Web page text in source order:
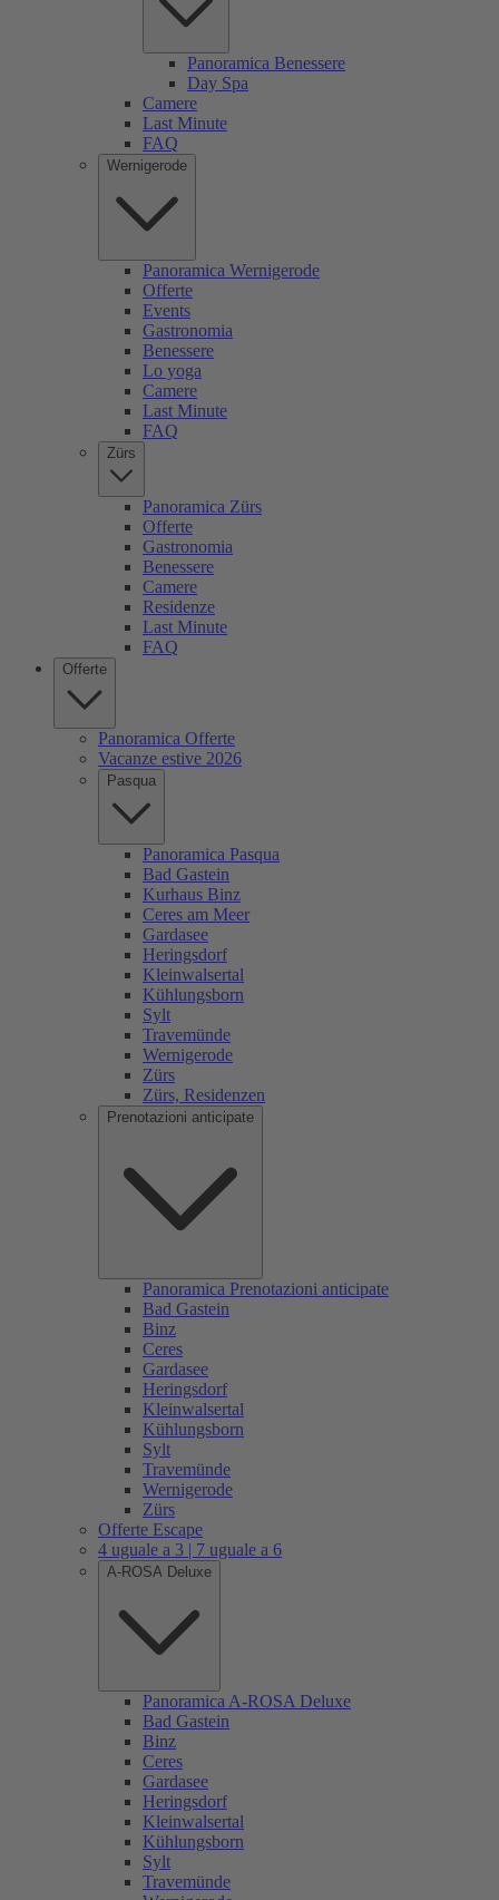
Panoramica Benessere
Day Spa
Camere
Last Minute
FAQ
Wernigerode
Panoramica Wernigerode
Offerte
Events
Gastronomia
Benessere
Lo yoga
Camere
Last Minute
FAQ
Zürs
Panoramica Zürs
Offerte
Gastronomia
Benessere
Camere
Residenze
Last Minute
FAQ
Offerte
Panoramica Offerte
Vacanze estive 2026
Pasqua
Panoramica Pasqua
Bad Gastein
Kurhaus Binz
Ceres am Meer
Gardasee
Heringsdorf
Kleinwalsertal
Kühlungsborn
Sylt
Travemünde
Wernigerode
Zürs
Zürs, Residenzen
Prenotazioni anticipate
Panoramica Prenotazioni anticipate
Bad Gastein
Binz
Ceres
Gardasee
Heringsdorf
Kleinwalsertal
Kühlungsborn
Sylt
Travemünde
Wernigerode
Zürs
Offerte Escape
4 uguale a 3 | 7 uguale a 6
A-ROSA Deluxe
Panoramica A-ROSA Deluxe
Bad Gastein
Binz
Ceres
Gardasee
Heringsdorf
Kleinwalsertal
Kühlungsborn
Sylt
Travemünde